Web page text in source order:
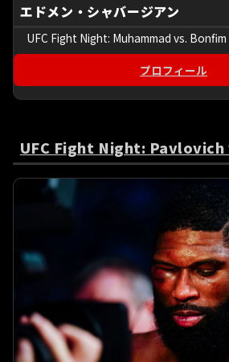
エドメン・シャバージアン
UFC Fight Night: Muhammad vs. Bonfim
プロフィール
UFC Fight Night: Pavlovich